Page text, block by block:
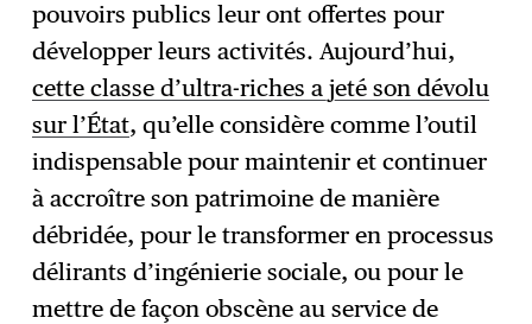
pouvoirs publics leur ont offertes pour
développer leurs activités. Aujourd’hui,
cette classe d’ultra-riches a jeté son dévolu
sur l’État, qu’elle considère comme l’outil
indispensable pour maintenir et continuer
à accroître son patrimoine de manière
débridée, pour le transformer en processus
délirants d’ingénierie sociale, ou pour le
mettre de façon obscène au service de